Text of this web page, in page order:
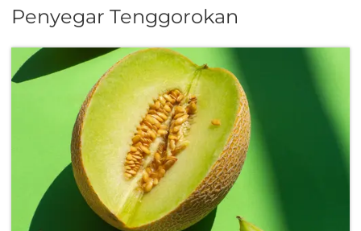
Penyegar Tenggorokan